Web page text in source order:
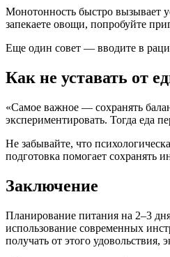
Монотонность быстро вызывает
запекаете овощи, попробуйте
Еще один совет — вводите в
Как не уставать от
«Самое важное — сохранять
экспериментировать. Тогда еда
Не забывайте, что
подготовка помогает сохранять
Заключение
Планирование питания на 2–3
использование современных
получать от этого удовольствия,